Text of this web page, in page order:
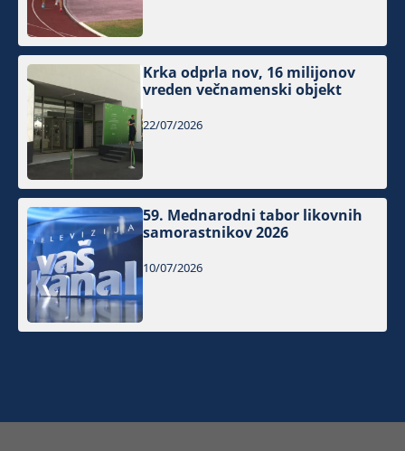
Krka odprla nov, 16 milijonov
vreden večnamenski objekt
22/07/2026
59. Mednarodni tabor likovnih
samorastnikov 2026
10/07/2026